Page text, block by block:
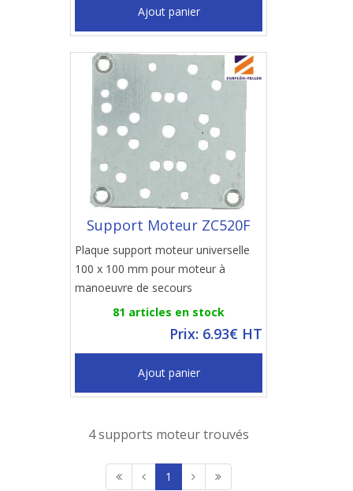
Ajout panier
Support Moteur ZC520F
Plaque support moteur universelle
100 x 100 mm pour moteur à
manoeuvre de secours
81 articles en stock
Prix: 6.93€ HT
Ajout panier
4 supports moteur trouvés
1